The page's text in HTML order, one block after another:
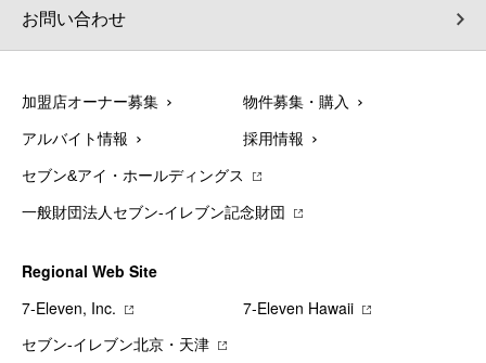
お問い合わせ
加盟店オーナー募集 物件募集・購入
アルバイト情報 採用情報
セブン&アイ・ホールディングス
一般財団法人セブン-イレブン記念財団
Regional Web Site
7‐Eleven, Inc.
7‐Eleven Hawaii
セブン‐イレブン北京・天津